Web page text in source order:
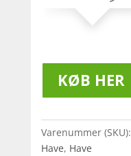
KØB HER
Varenummer (SKU):
Have, Have